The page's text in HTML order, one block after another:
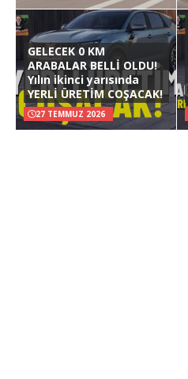
GELECEK 0 KM
ARABALAR BELLİ OLDU!
Yılın ikinci yarısında
YERLİ ÜRETİM COŞACAK!
27 TEMMUZ 2026